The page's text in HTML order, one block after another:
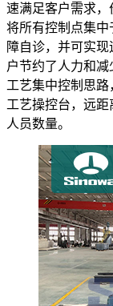
速满足客户需求
将所有控制点集
障自诊，并可实
户节约了人力和
工艺集中控制思
工艺操控台，远
人员数量。